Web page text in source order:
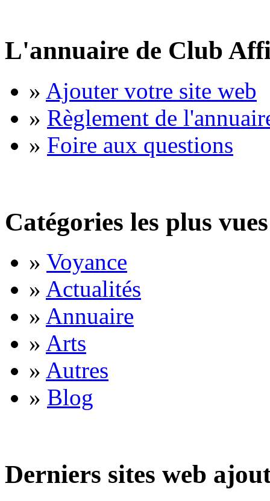
L'annuaire de Club
» Ajouter votre site web
» Règlement de
» Foire aux questions
Catégories les plus vues
» Voyance
» Actualités
» Annuaire
» Arts
» Autres
» Blog
Derniers sites web